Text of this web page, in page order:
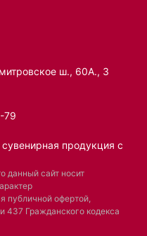
ш., 60А., 3
79
продукция с
данный сайт носит
публичной офертой,
437 Гражданского кодекса